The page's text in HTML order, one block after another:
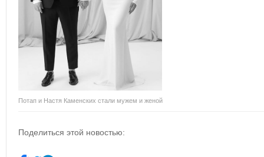
Потап и Настя Каменских стали мужем и женой
Поделиться этой новостью: